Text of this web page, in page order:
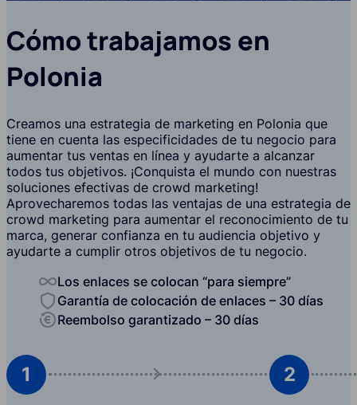
Cómo trabajamos en
Polonia
Creamos una estrategia de marketing en Polonia que
tiene en cuenta las especificidades de tu negocio para
aumentar tus ventas en línea y ayudarte a alcanzar
todos tus objetivos. ¡Conquista el mundo con nuestras
soluciones efectivas de crowd marketing!
Aprovecharemos todas las ventajas de una estrategia de
crowd marketing para aumentar el reconocimiento de tu
marca, generar confianza en tu audiencia objetivo y
ayudarte a cumplir otros objetivos de tu negocio.
Los enlaces se colocan “para siempre”
Garantía de colocación de enlaces – 30 días
Reembolso garantizado – 30 días
1 2